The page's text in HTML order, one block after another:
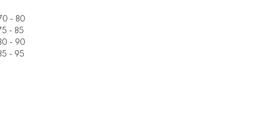
- 80
- 85
- 90
- 95